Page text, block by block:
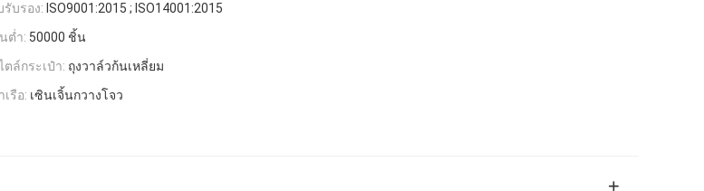
รับรอง: ISO9001:2015 ; ISO14001:2015
ต่ำ: 50000 ชิ้น
ตล์กระเป๋า: ถุงวาล์วก้นเหลี่ยม
เรือ: เซินเจิ้นกวางโจว